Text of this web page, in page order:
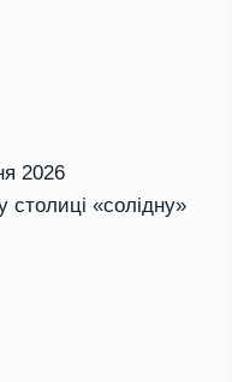
2026
столиці «солідну»